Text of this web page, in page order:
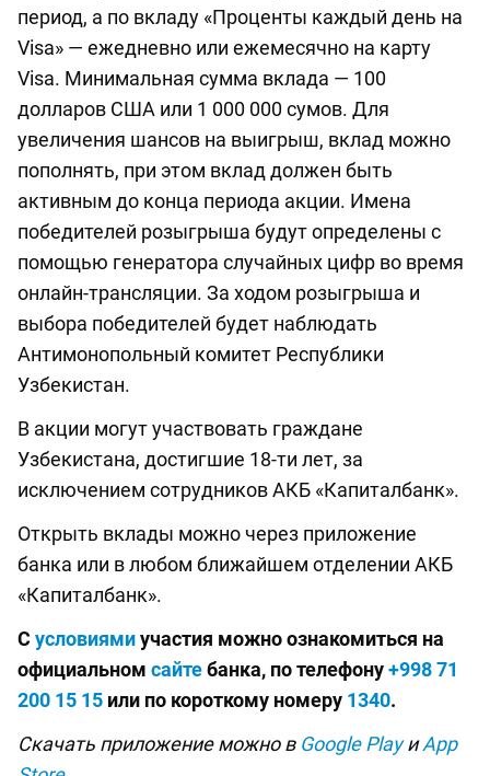
период, а по вкладу «Проценты каждый день на
Visa» — ежедневно или ежемесячно на карту
Visa. Минимальная сумма вклада — 100
долларов США или 1 000 000 сумов. Для
увеличения шансов на выигрыш, вклад можно
пополнять, при этом вклад должен быть
активным до конца периода акции. Имена
победителей розыгрыша будут определены с
помощью генератора случайных цифр во время
онлайн-трансляции. За ходом розыгрыша и
выбора победителей будет наблюдать
Антимонопольный комитет Республики
Узбекистан.
В акции могут участвовать граждане
Узбекистана, достигшие 18-ти лет, за
исключением сотрудников АКБ «Капиталбанк».
Открыть вклады можно через приложение
банка или в любом ближайшем отделении АКБ
«Капиталбанк».
С условиямиучастия можно ознакомиться на
официальном сайтебанка, по телефону+998 71
200 15 15 или по короткому номеру 1340.
Скачать приложение можно в Google PlayиApp